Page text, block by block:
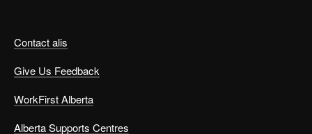
Contact alis
Give Us Feedback
WorkFirst Alberta
Alberta Supports Centres